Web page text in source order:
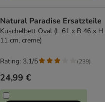
Natural Paradise Ersatzteile
Kuschelbett Oval (L 61 x B 46 x H
11 cm, creme)
24,99 €
Rating: 3.1/5 (239)